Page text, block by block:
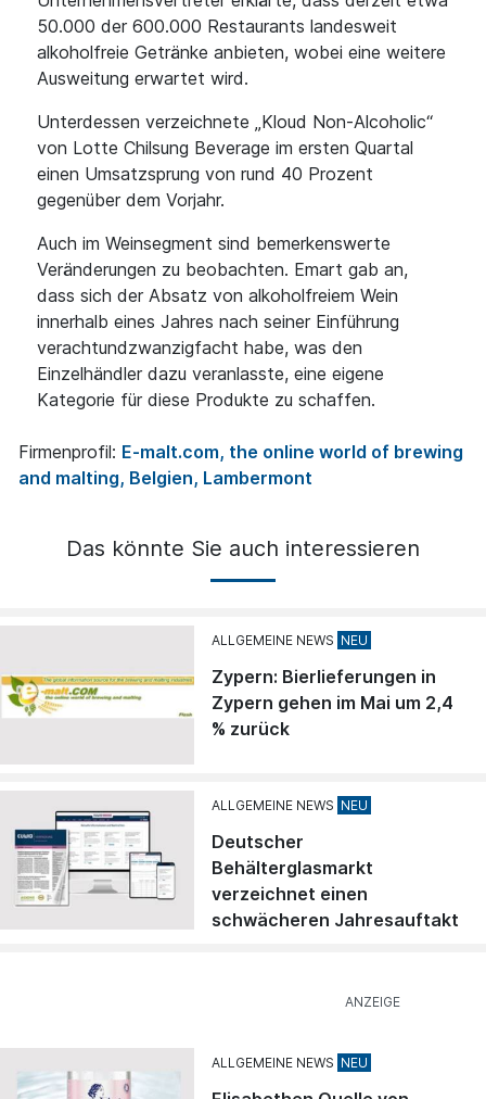
50.000 der 600.000 Restaurants landesweit
alkoholfreie Getränke anbieten, wobei eine weitere
Ausweitung erwartet wird.
Unterdessen verzeichnete „Kloud Non-Alcoholic“
von Lotte Chilsung Beverage im ersten Quartal
einen Umsatzsprung von rund 40 Prozent
gegenüber dem Vorjahr.
Auch im Weinsegment sind bemerkenswerte
Veränderungen zu beobachten. Emart gab an,
dass sich der Absatz von alkoholfreiem Wein
innerhalb eines Jahres nach seiner Einführung
verachtundzwanzigfacht habe, was den
Einzelhändler dazu veranlasste, eine eigene
Kategorie für diese Produkte zu schaffen.
Firmenprofil: E-malt.com, the online world of brewing
and malting, Belgien, Lambermont
Das könnte Sie auch interessieren
ALLGEMEINE NEWS
Zypern: Bierlieferungen in
Zypern gehen im Mai um 2,4
% zurück
ALLGEMEINE NEWS
Deutscher
Behälterglasmarkt
verzeichnet einen
schwächeren Jahresauftakt
ALLGEMEINE NEWS